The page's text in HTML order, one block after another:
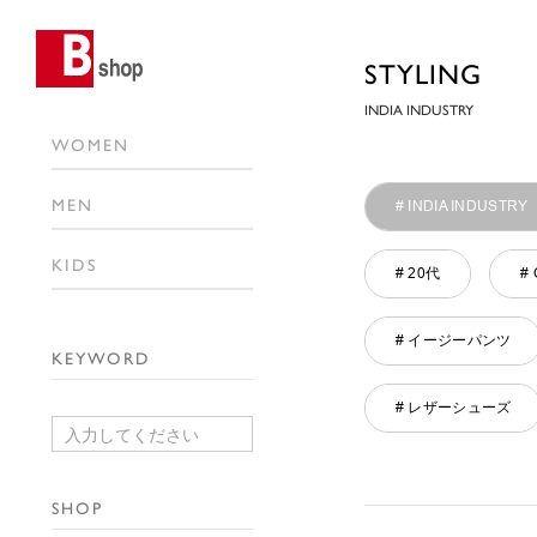
WOMEN
MEN
KIDS
KEYWORD
SHOP
STYLING
INDIA INDUSTRY
# INDIA INDUSTRY
# 20代 #
# イージーパンツ
# レザーシューズ